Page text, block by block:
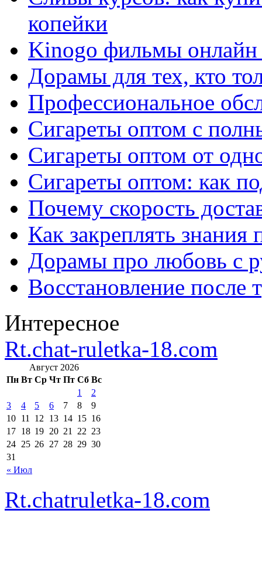
копейки
Kinogo фильмы онлайн
Дорамы для тех, кто
Профессиональное
Сигареты оптом с
Сигареты оптом от
Сигареты оптом: как
Почему скорость
Как закреплять знания
Дорамы про любовь с
Восстановление после
Интересное
Rt.chat-ruletka-18.com
Август 2026
Пн Вт Ср Чт Пт Сб Вс
« Июл
1
2
3
4 5 6 7 8
9
10 11 12 13 14 15 16
17 18 19 20 21 22 23
24 25 26 27 28 29 30
31
Rt.chatruletka-18.com